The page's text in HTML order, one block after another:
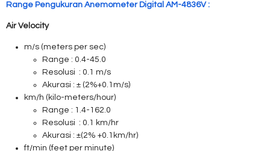
Range Pengukuran Anemometer Digital AM-4836V :
Air Velocity
m/s (meters per sec)
Range : 0.4-45.0
Resolusi : 0.1 m/s
Akurasi : ± (2%+0.1m/s)
km/h (kilo-meters/hour)
Range : 1.4-162.0
Resolusi : 0.1 km/hr
Akurasi : ±(2% +0.1km/hr)
ft/min (feet per minute)